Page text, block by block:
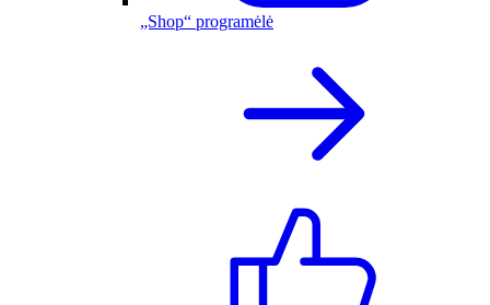
„Shop“ programėlė